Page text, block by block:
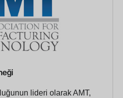
lideri olarak AMT,